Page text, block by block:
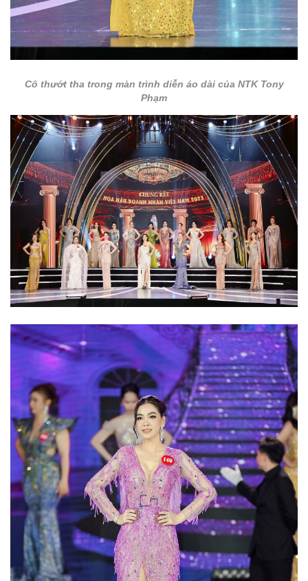
Cô thướt tha trong màn trình diễn áo dài của NTK Tony
Phạm